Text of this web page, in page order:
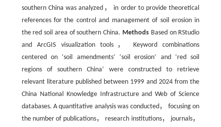
southern China was analyzed， in order to provide theoretical
references for the control and management of soil erosion in
the red soil area of southern China. Methods Based on RStudio
and ArcGIS visualization tools， Keyword combinations
centered on ‘soil amendments’ ‘soil erosion’ and ‘red soil
regions of southern China’ were constructed to retrieve
relevant literature published between 1999 and 2024 from the
China National Knowledge Infrastructure and Web of Science
databases. A quantitative analysis was conducted， focusing on
the number of publications， research institutions， journals，